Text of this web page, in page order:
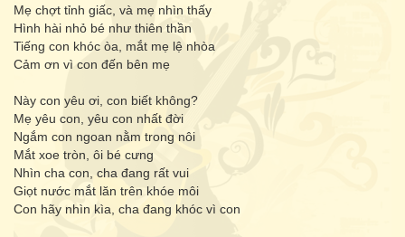
Mẹ chợt tỉnh giấc, và mẹ nhìn thấy
Hình hài nhỏ bé như thiên thần
Tiếng con khóc òa, mắt mẹ lệ nhòa
Cảm ơn vì con đến bên mẹ
Này con yêu ơi, con biết không?
Mẹ yêu con, yêu con nhất đời
Ngắm con ngoan nằm trong nôi
Mắt xoe tròn, ôi bé cưng
Nhìn cha con, cha đang rất vui
Giọt nước mắt lăn trên khóe môi
Con hãy nhìn kìa, cha đang khóc vì con